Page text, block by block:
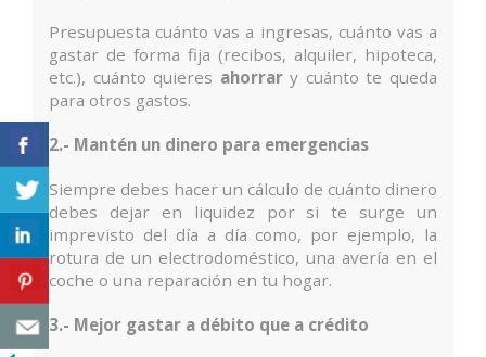
Presupuesta cuánto vas a ingresas, cuánto vas a
gastar de forma fija (recibos, alquiler, hipoteca,
etc.), cuánto quieres ahorrary cuánto te queda
para otros gastos.
2.- Mantén un dinero para emergencias
Siempre debes hacer un cálculo de cuánto dinero
debes dejar en liquidez por si te surge un
imprevisto del día a día como, por ejemplo, la
rotura de un electrodoméstico, una avería en el
coche o una reparación en tu hogar.
3.- Mejor gastar a débito que a crédito